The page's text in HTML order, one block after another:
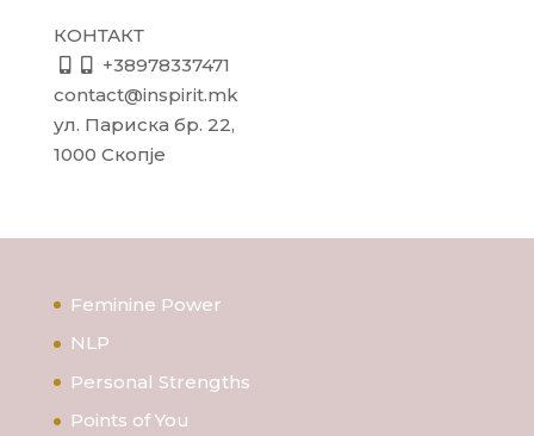
КОНТАКТ
+38978337471
contact@inspirit.mk
ул. Париска бр. 22,
1000 Скопје
Feminine Power
NLP
Personal Strengths
Points of You